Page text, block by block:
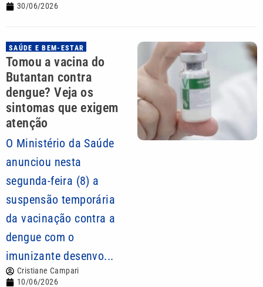
30/06/2026
SAÚDE E BEM-ESTAR
Tomou a vacina do
Butantan contra
dengue? Veja os
sintomas que exigem
atenção
O Ministério da Saúde
anunciou nesta
segunda-feira (8) a
suspensão temporária
da vacinação contra a
dengue com o
imunizante desenvo...
Cristiane Campari
10/06/2026